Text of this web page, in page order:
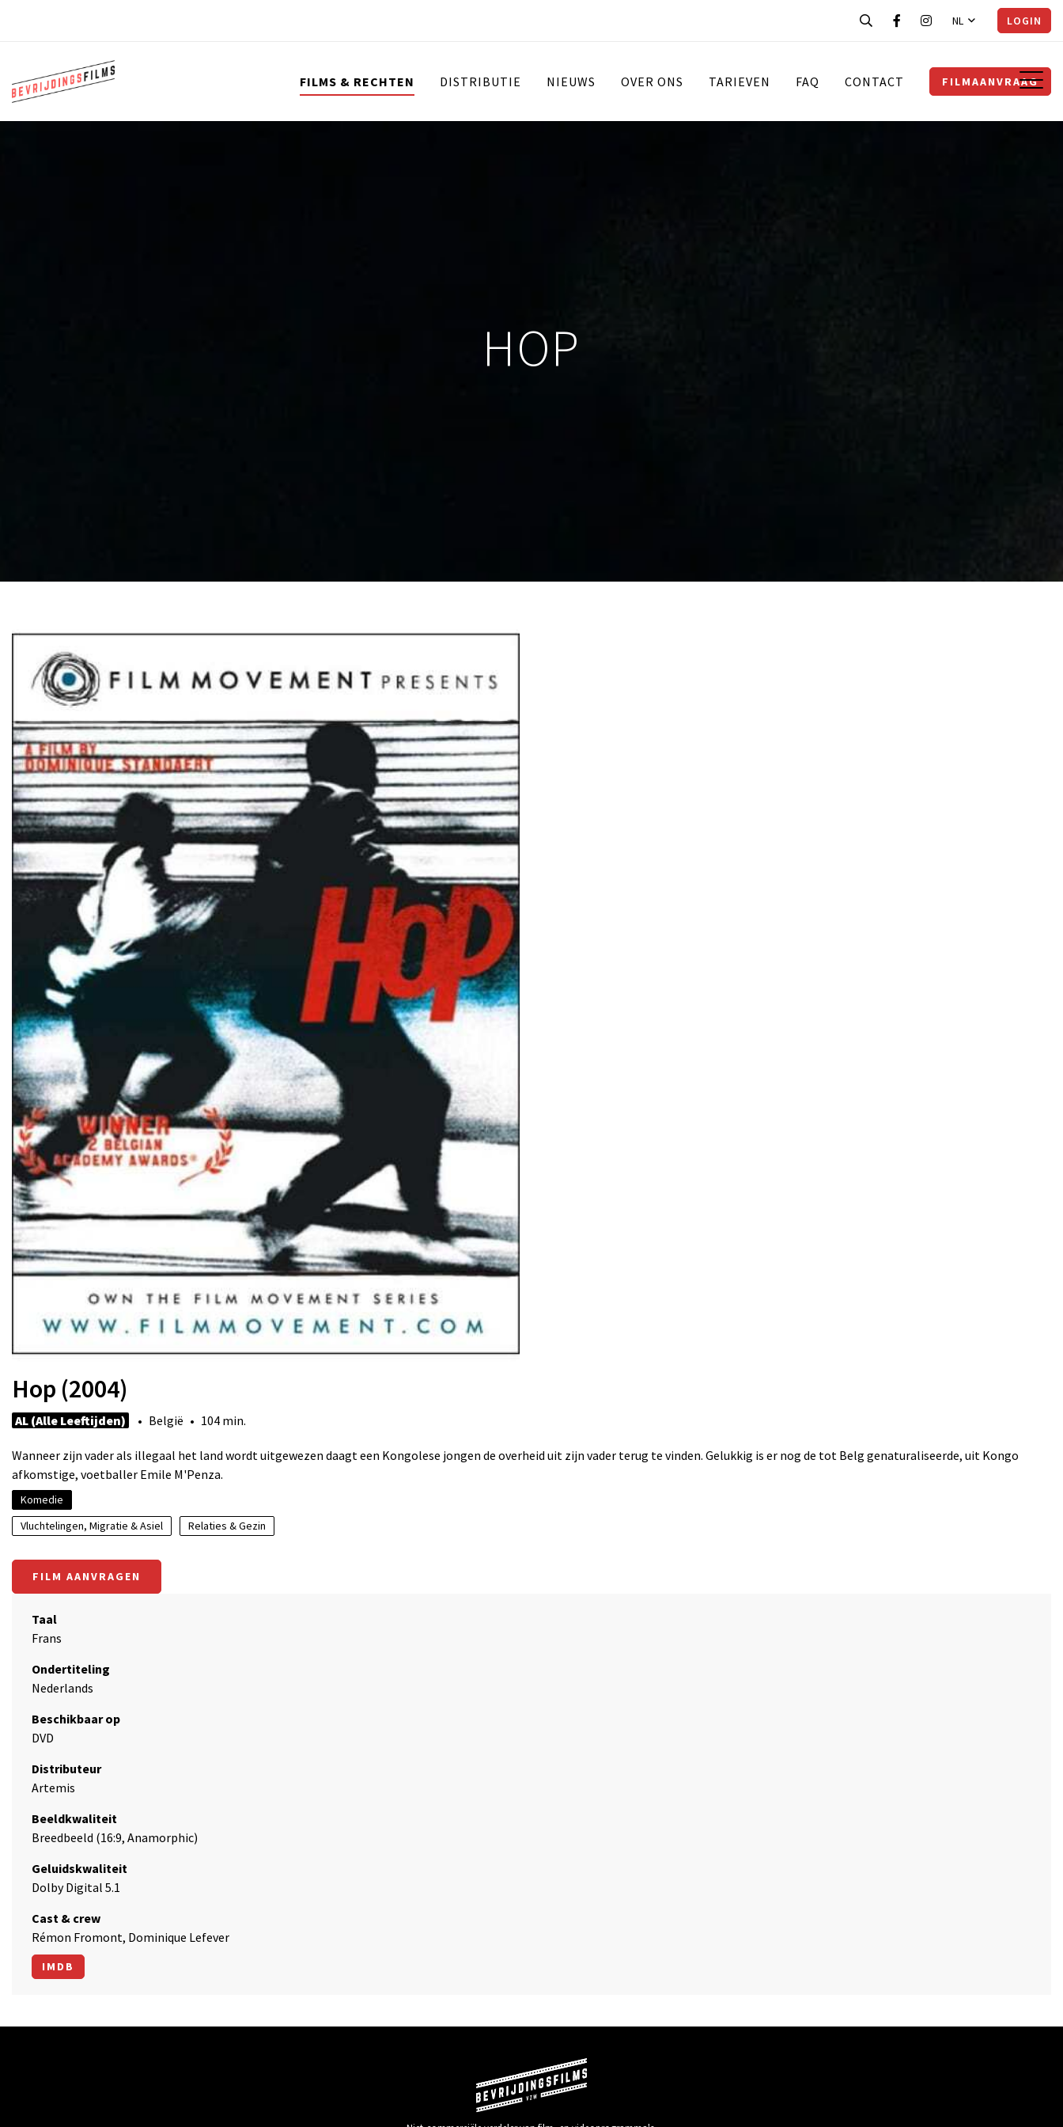
NL LOGIN
FILMS & RECHTEN DISTRIBUTIE NIEUWS OVER ONS TARIEVEN FAQ CONTACT FILMAANVRAAG
HOP
Hop (2004)
AL (Alle Leeftijden) • België • 104 min.
Wanneer zijn vader als illegaal het land wordt uitgewezen daagt een Kongolese jongen de overheid uit zijn vader terug te vinden. Gelukkig is er nog de tot Belg genaturaliseerde, uit Kongo
afkomstige, voetballer Emile M'Penza.
Komedie
Vluchtelingen, Migratie & Asiel
Relaties & Gezin
FILM AANVRAGEN
Taal
Frans
Ondertiteling
Nederlands
Beschikbaar op
DVD
Distributeur
Artemis
Beeldkwaliteit
Breedbeeld (16:9, Anamorphic)
Geluidskwaliteit
Dolby Digital 5.1
Cast & crew
Rémon Fromont, Dominique Lefever
IMDB